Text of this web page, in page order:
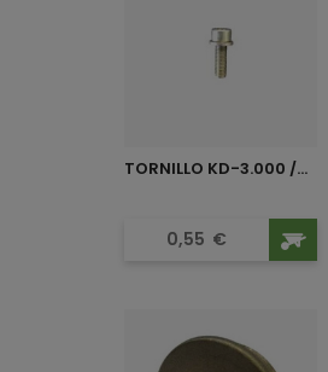
TORNILLO KD-3.000 /...
Precio
0,55 €